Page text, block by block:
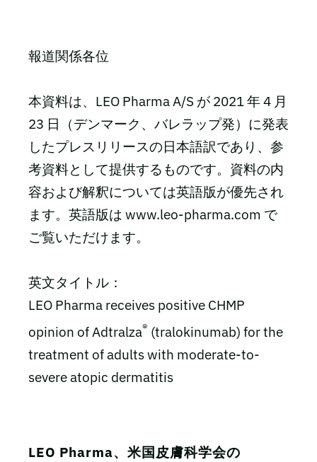
報道関係各位
本資料は、LEO Pharma A/S が 2021 年 4 月
23 日（デンマーク、バレラップ発）に発表
したプレスリリースの日本語訳であり、参
考資料として提供するものです。資料の内
容および解釈については英語版が優先され
ます。英語版は www.leo-pharma.com で
ご覧いただけます。
英文タイトル：
LEO Pharma receives positive CHMP
opinion of Adtralza® (tralokinumab) for the
treatment of adults with moderate-to-
severe atopic dermatitis
LEO Pharma、米国皮膚科学会の